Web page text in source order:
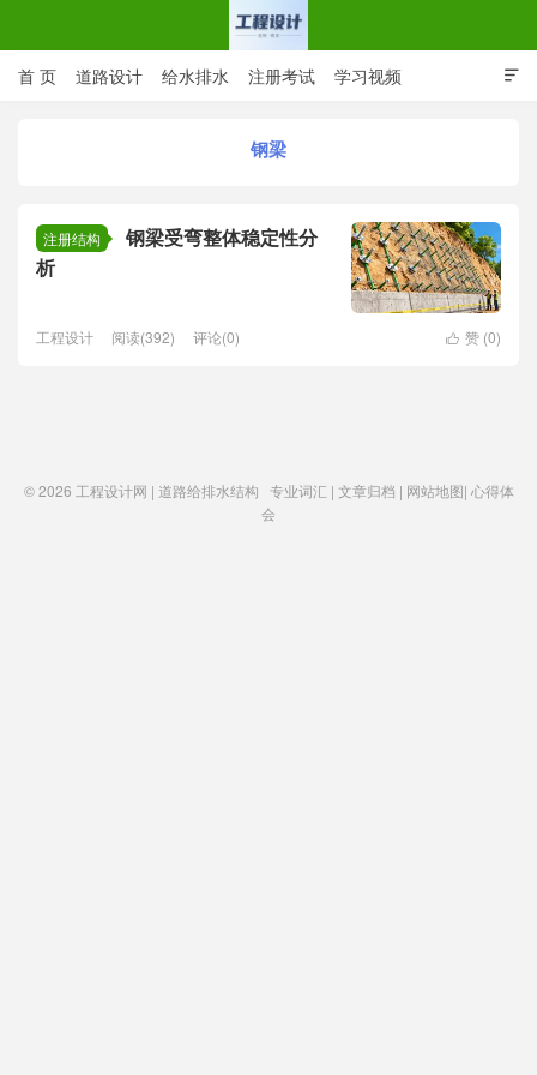

首 页 道路设计 给水排水 注册考试 学习视频
钢梁
注册结构
钢梁受弯整体稳定性分
析
 赞 (0)
工程设计 阅读(392) 评论(0)
© 2026 工程设计网 | 道路给排水结构 专业词汇 | 文章归档 | 网站地图| 心得体
会